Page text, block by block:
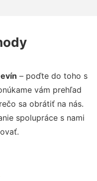
– poďte do toho s
vám prehľad
sa obrátiť na nás.
spolupráce s nami